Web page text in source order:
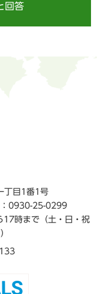
回答
丁目1番1号
0930-25-0299
17時まで（土・日・祝